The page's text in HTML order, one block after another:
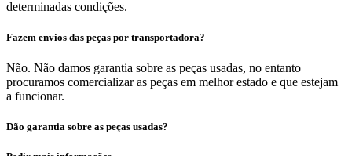
determinadas condições.
Fazem envios das peças por transportadora?
Não. Não damos garantia sobre as peças usadas, no entanto
procuramos comercializar as peças em melhor estado e que estejam
a funcionar.
Dão garantia sobre as peças usadas?